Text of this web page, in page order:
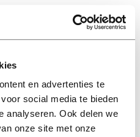
en advertenties te
social media te bieden
analyseren. Ook delen we
onze site met onze
EN